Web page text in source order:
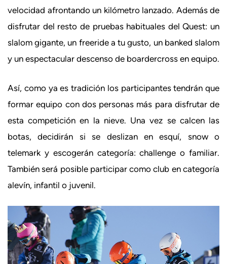
velocidad afrontando un kilómetro lanzado. Además de
disfrutar del resto de pruebas habituales del Quest: un
slalom gigante, un freeride a tu gusto, un banked slalom
y un espectacular descenso de boardercross en equipo.
Así, como ya es tradición los participantes tendrán que
formar equipo con dos personas más para disfrutar de
esta competición en la nieve. Una vez se calcen las
botas, decidirán si se deslizan en esquí, snow o
telemark y escogerán categoría: challenge o familiar.
También será posible participar como club en categoría
alevín, infantil o juvenil.